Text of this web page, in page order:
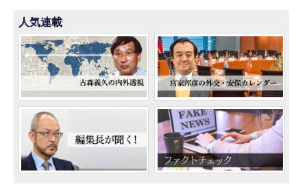
人気連載